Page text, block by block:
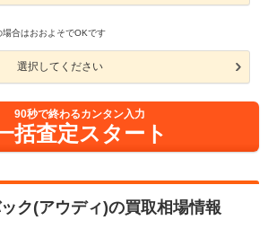
合はおおよそでOKです
選択してください
90秒で終わるカンタン入力
括査定スタート
ク(アウディ)の買取相場情報